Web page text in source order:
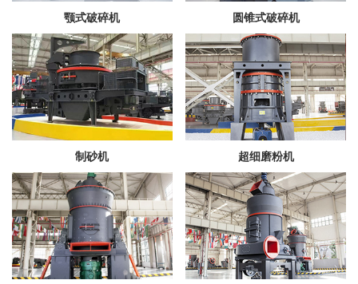
颚式破碎机 圆锥式破碎机
制砂机 超细磨粉机